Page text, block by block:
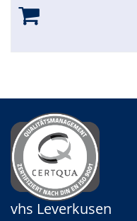
vhs Leverkusen